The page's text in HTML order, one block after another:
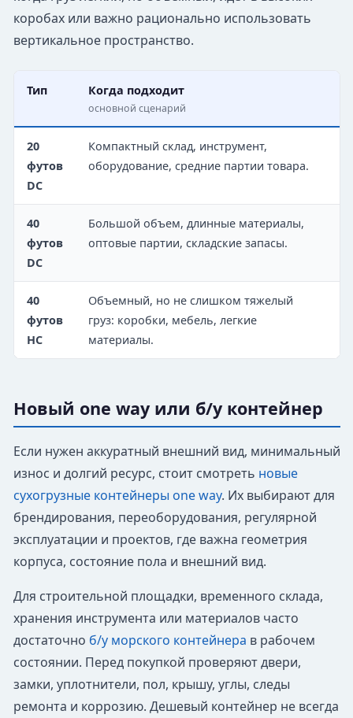
коробах или важно рационально использовать
вертикальное пространство.
Тип Когда подходит
основной сценарий
20
футов
DC
Компактный склад, инструмент,
оборудование, средние партии товара.
40
футов
DC
Большой объем, длинные материалы,
оптовые партии, складские запасы.
40
футов
HC
Объемный, но не слишком тяжелый
груз: коробки, мебель, легкие
материалы.
Новый one way или б/у контейнер
Если нужен аккуратный внешний вид, минимальный
износ и долгий ресурс, стоит смотреть новые
сухогрузные контейнеры one way. Их выбирают для
брендирования, переоборудования, регулярной
эксплуатации и проектов, где важна геометрия
корпуса, состояние пола и внешний вид.
Для строительной площадки, временного склада,
хранения инструмента или материалов часто
достаточно б/у морского контейнера в рабочем
состоянии. Перед покупкой проверяют двери,
замки, уплотнители, пол, крышу, углы, следы
ремонта и коррозию. Дешевый контейнер не всегда